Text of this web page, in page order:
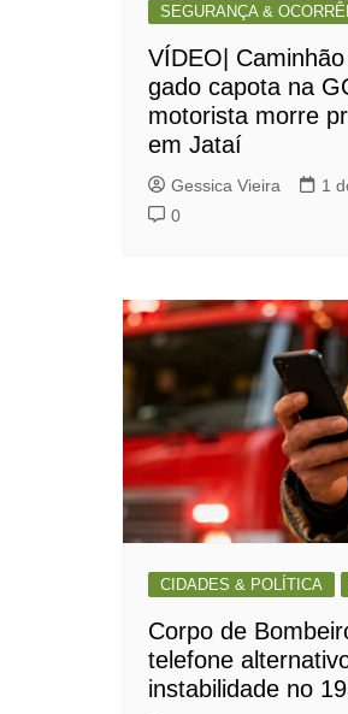
SEGURANÇA &
VÍDEO|
gado capota na
motorista morre
em Jataí
Gessica Vieira
1
0
CIDADES & POLÍTICA
Corpo de
telefone
instabilidade no